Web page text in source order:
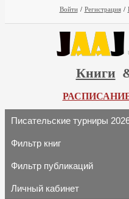
Войти / Регистрация /
Книги
Писательские турниры
Фильтр книг
Фильтр публикаций
Личный кабинет